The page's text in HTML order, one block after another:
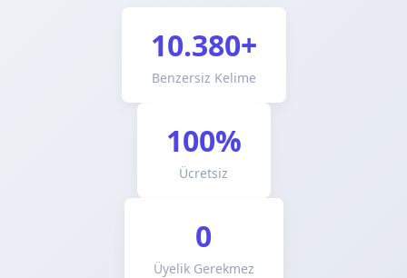
10.380+
Benzersiz Kelime
100%
Ücretsiz
0
Üyelik Gerekmez